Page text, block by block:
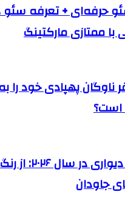
با ممتازی مارکتینگ
ناوگان پهپادی خود را
است؟
انتخاب کاغذ
جاودان